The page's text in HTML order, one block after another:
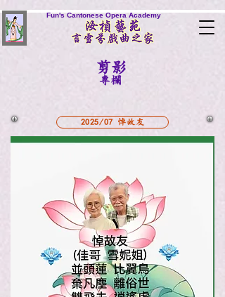
Fun's Cantonese Opera Academy
剪影
專欄
2025/07 悼故友